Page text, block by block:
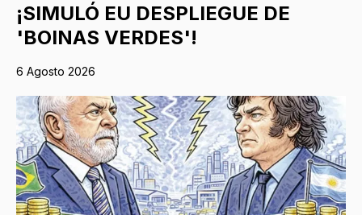
¡SIMULÓ EU DESPLIEGUE DE
'BOINAS VERDES'!
6 Agosto 2026